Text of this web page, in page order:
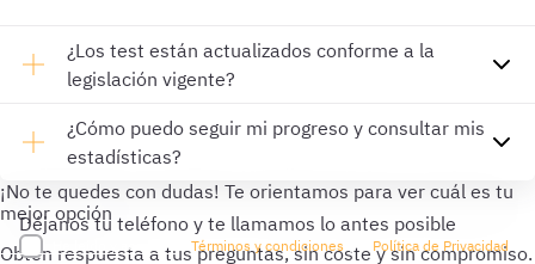
¿Los test están actualizados conforme a la
legislación vigente?
¿Cómo puedo seguir mi progreso y consultar mis
estadísticas?
¡No te quedes con dudas! Te orientamos para ver cuál es tu
mejor opción
Obtén respuesta a tus preguntas, sin coste y sin compromiso.
Déjanos tu teléfono y te llamamos lo antes posible
He leído y acepto los Términos y condiciones y la Política de Privacidad